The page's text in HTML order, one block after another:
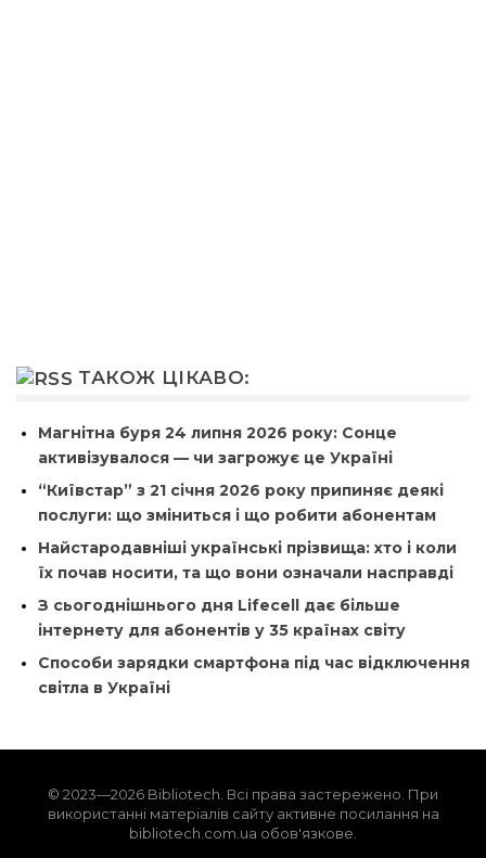
ТАКОЖ ЦІКАВО:
Магнітна буря 24 липня 2026 року: Сонце
активізувалося — чи загрожує це Україні
“Київстар” з 21 січня 2026 року припиняє деякі
послуги: що зміниться і що робити абонентам
Найстародавніші українські прізвища: хто і коли
їх почав носити, та що вони означали насправді
З сьогоднішнього дня Lifecell дає більше
інтернету для абонентів у 35 країнах світу
Способи зарядки смартфона під час відключення
світла в Україні
© 2023—2026 Bibliotech. Всі права застережено. При
використанні матеріалів сайту активне посилання на
bibliotech.com.ua обов'язкове.